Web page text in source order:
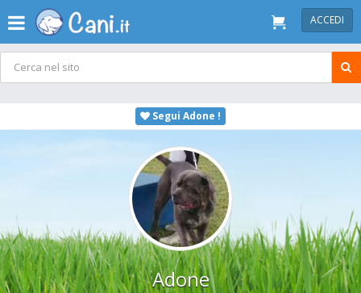
ACCEDI
Segui Adone !
Adone